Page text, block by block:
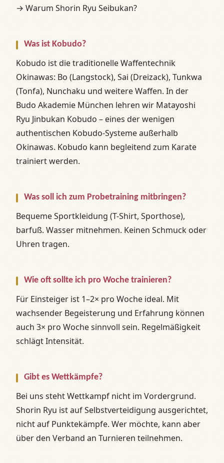
→ Warum Shorin Ryu Seibukan?
Was ist Kobudo?
Kobudo ist die traditionelle Waffentechnik
Okinawas: Bo (Langstock), Sai (Dreizack), Tunkwa
(Tonfa), Nunchaku und weitere Waffen. In der
Budo Akademie München lehren wir Matayoshi
Ryu Jinbukan Kobudo – eines der wenigen
authentischen Kobudo-Systeme außerhalb
Okinawas. Kobudo kann begleitend zum Karate
trainiert werden.
Was soll ich zum Probetraining mitbringen?
Bequeme Sportkleidung (T-Shirt, Sporthose),
barfuß. Wasser mitnehmen. Keinen Schmuck oder
Uhren tragen.
Wie oft sollte ich pro Woche trainieren?
Für Einsteiger ist 1–2× pro Woche ideal. Mit
wachsender Begeisterung und Erfahrung können
auch 3× pro Woche sinnvoll sein. Regelmäßigkeit
schlägt Intensität.
Gibt es Wettkämpfe?
Bei uns steht Wettkampf nicht im Vordergrund.
Shorin Ryu ist auf Selbstverteidigung ausgerichtet,
nicht auf Punktekämpfe. Wer möchte, kann aber
über den Verband an Turnieren teilnehmen.